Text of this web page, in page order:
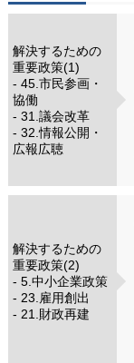
解決するための
重要政策(1)
- 45.市民参画・
協働
- 31.議会改革
- 32.情報公開・
広報広聴
解決するための
重要政策(2)
- 5.中小企業政策
- 23.雇用創出
- 21.財政再建